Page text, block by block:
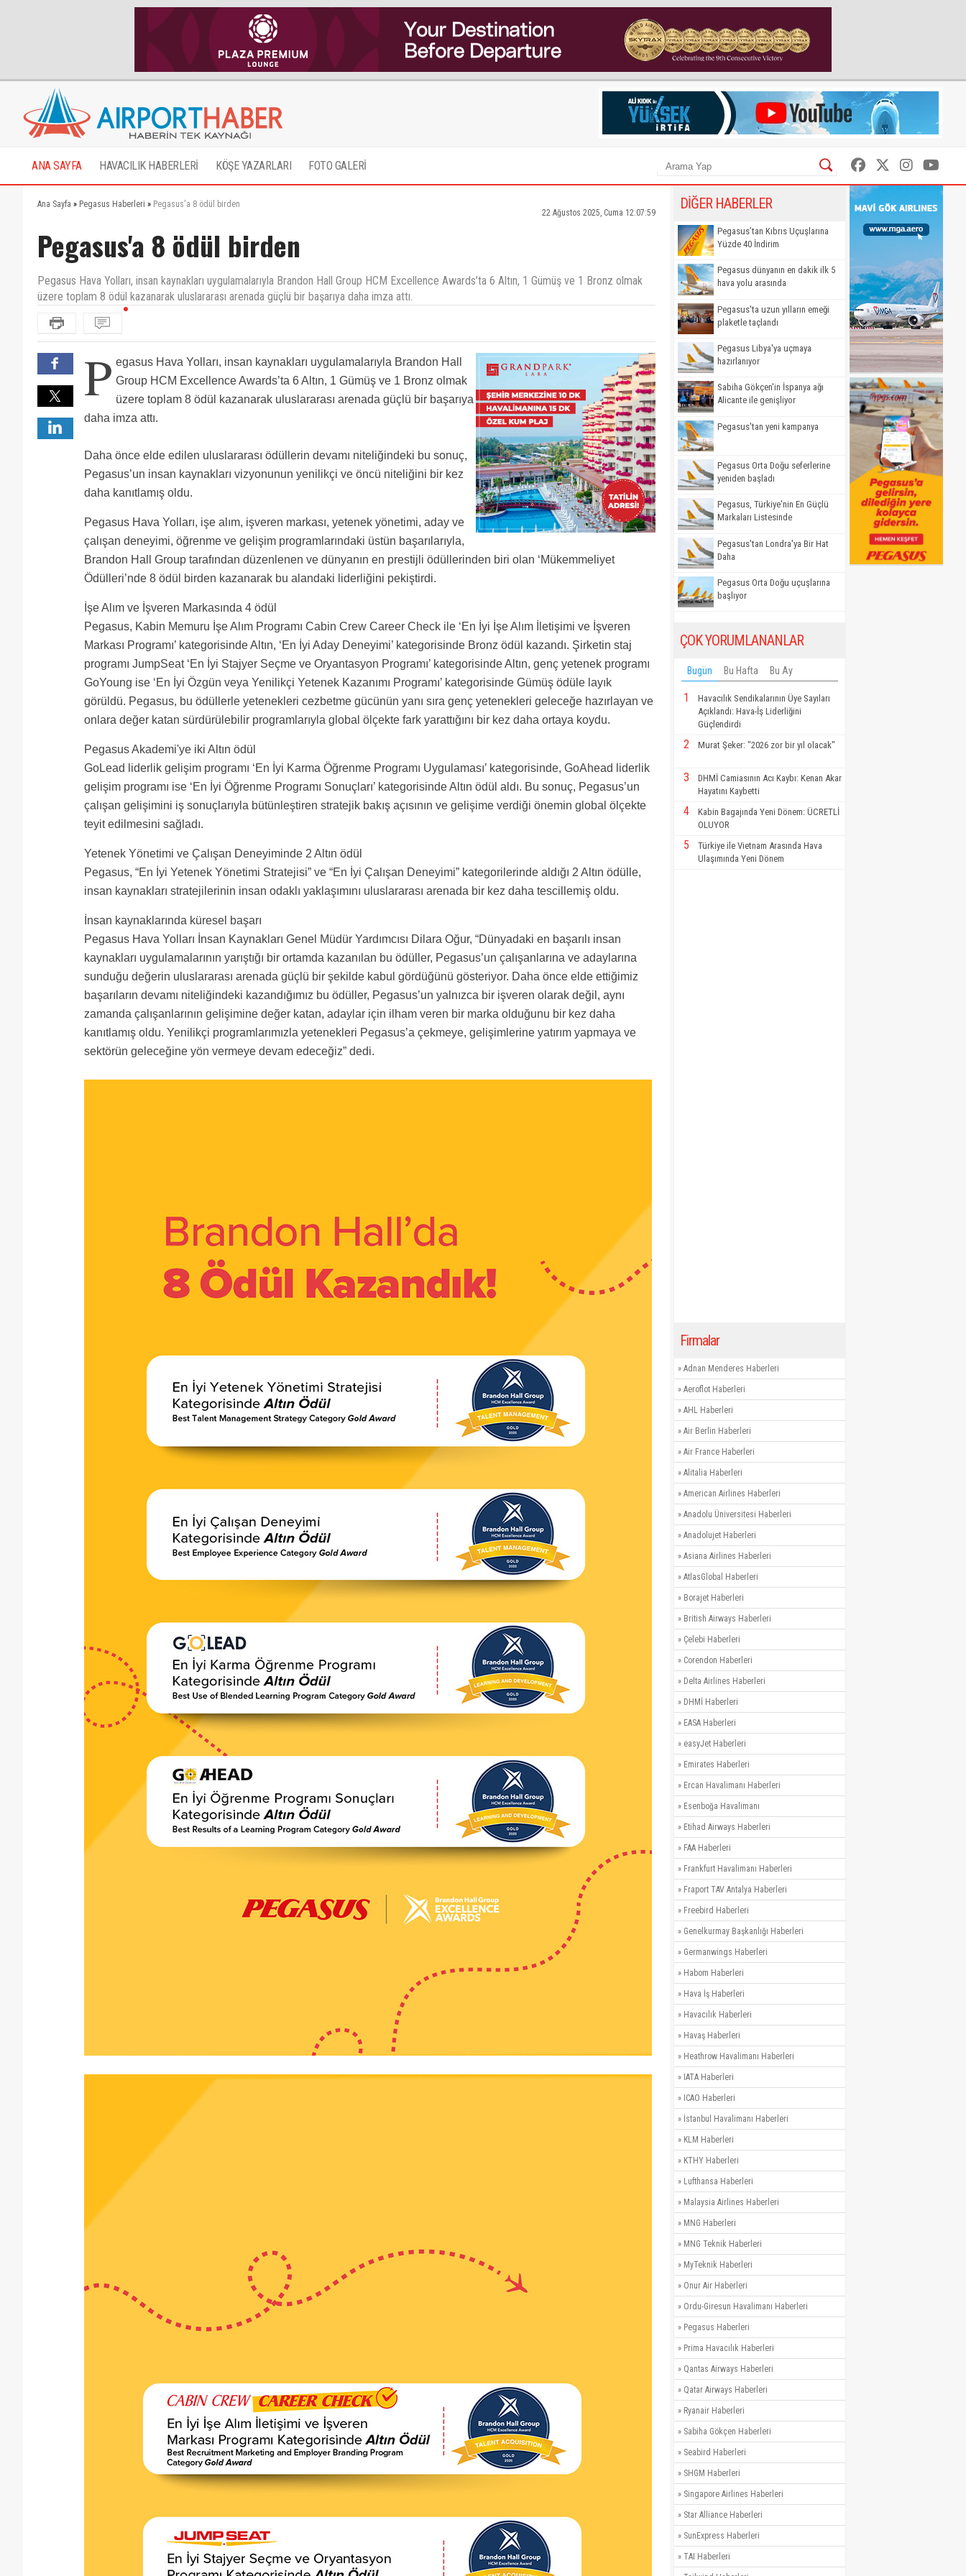
ANA SAYFA HAVACILIK HABERLERİ KÖŞE YAZARLARI FOTO GALERİ
Ana Sayfa » Pegasus Haberleri » Pegasus'a 8 ödül birden
22 Ağustos 2025, Cuma 12:07:59
Pegasus'a 8 ödül birden
Pegasus Hava Yolları, insan kaynakları uygulamalarıyla Brandon Hall Group HCM Excellence Awards’ta 6 Altın, 1 Gümüş ve 1 Bronz olmak
üzere toplam 8 ödül kazanarak uluslararası arenada güçlü bir başarıya daha imza attı.
P egasus Hava Yolları, insan kaynakları uygulamalarıyla Brandon Hall
Group HCM Excellence Awards’ta 6 Altın, 1 Gümüş ve 1 Bronz olmak
üzere toplam 8 ödül kazanarak uluslararası arenada güçlü bir başarıya
daha imza attı.
Daha önce elde edilen uluslararası ödüllerin devamı niteliğindeki bu sonuç,
Pegasus’un insan kaynakları vizyonunun yenilikçi ve öncü niteliğini bir kez
daha kanıtlamış oldu.
Pegasus Hava Yolları, işe alım, işveren markası, yetenek yönetimi, aday ve
çalışan deneyimi, öğrenme ve gelişim programlarındaki üstün başarılarıyla,
Brandon Hall Group tarafından düzenlenen ve dünyanın en prestijli ödüllerinden biri olan ‘Mükemmeliyet
Ödülleri’nde 8 ödül birden kazanarak bu alandaki liderliğini pekiştirdi.
İşe Alım ve İşveren Markasında 4 ödül
Pegasus, Kabin Memuru İşe Alım Programı Cabin Crew Career Check ile ‘En İyi İşe Alım İletişimi ve İşveren
Markası Programı’ kategorisinde Altın, ‘En İyi Aday Deneyimi’ kategorisinde Bronz ödül kazandı. Şirketin staj
programı JumpSeat ‘En İyi Stajyer Seçme ve Oryantasyon Programı’ kategorisinde Altın, genç yetenek programı
GoYoung ise ‘En İyi Özgün veya Yenilikçi Yetenek Kazanımı Programı’ kategorisinde Gümüş ödüle layık
görüldü. Pegasus, bu ödüllerle yetenekleri cezbetme gücünün yanı sıra genç yetenekleri geleceğe hazırlayan ve
onlara değer katan sürdürülebilir programlarıyla global ölçekte fark yarattığını bir kez daha ortaya koydu.
Pegasus Akademi'ye iki Altın ödül
GoLead liderlik gelişim programı ‘En İyi Karma Öğrenme Programı Uygulaması’ kategorisinde, GoAhead liderlik
gelişim programı ise ‘En İyi Öğrenme Programı Sonuçları’ kategorisinde Altın ödül aldı. Bu sonuç, Pegasus’un
çalışan gelişimini iş sonuçlarıyla bütünleştiren stratejik bakış açısının ve gelişime verdiği önemin global ölçekte
teyit edilmesini sağladı.
Yetenek Yönetimi ve Çalışan Deneyiminde 2 Altın ödül
Pegasus, “En İyi Yetenek Yönetimi Stratejisi” ve “En İyi Çalışan Deneyimi” kategorilerinde aldığı 2 Altın ödülle,
insan kaynakları stratejilerinin insan odaklı yaklaşımını uluslararası arenada bir kez daha tescillemiş oldu.
İnsan kaynaklarında küresel başarı
Pegasus Hava Yolları İnsan Kaynakları Genel Müdür Yardımcısı Dilara Oğur, “Dünyadaki en başarılı insan
kaynakları uygulamalarının yarıştığı bir ortamda kazanılan bu ödüller, Pegasus’un çalışanlarına ve adaylarına
sunduğu değerin uluslararası arenada güçlü bir şekilde kabul gördüğünü gösteriyor. Daha önce elde ettiğimiz
başarıların devamı niteliğindeki kazandığımız bu ödüller, Pegasus’un yalnızca bir işveren olarak değil, aynı
zamanda çalışanlarının gelişimine değer katan, adaylar için ilham veren bir marka olduğunu bir kez daha
kanıtlamış oldu. Yenilikçi programlarımızla yetenekleri Pegasus’a çekmeye, gelişimlerine yatırım yapmaya ve
sektörün geleceğine yön vermeye devam edeceğiz” dedi.
DİĞER HABERLER
Pegasus’tan Kıbrıs Uçuşlarına
Yüzde 40 İndirim
Pegasus dünyanın en dakik ilk 5
hava yolu arasında
Pegasus'ta uzun yılların emeği
plaketle taçlandı
Pegasus Libya'ya uçmaya
hazırlanıyor
Sabiha Gökçen'in İspanya ağı
Alicante ile genişliyor
Pegasus'tan yeni kampanya
Pegasus Orta Doğu seferlerine
yeniden başladı
Pegasus, Türkiye'nin En Güçlü
Markaları Listesinde
Pegasus'tan Londra'ya Bir Hat
Daha
Pegasus Orta Doğu uçuşlarına
başlıyor
ÇOK YORUMLANANLAR
Bugün Bu Hafta Bu Ay
1
Havacılık Sendikalarının Üye Sayıları
Açıklandı: Hava-İş Liderliğini
Güçlendirdi
2 Murat Şeker: "2026 zor bir yıl olacak"
3
DHMİ Camiasının Acı Kaybı: Kenan Akar
Hayatını Kaybetti
4
Kabin Bagajında Yeni Dönem: ÜCRETLİ
OLUYOR
5
Türkiye ile Vietnam Arasında Hava
Ulaşımında Yeni Dönem
Firmalar
» Adnan Menderes Haberleri
» Aeroflot Haberleri
» AHL Haberleri
» Air Berlin Haberleri
» Air France Haberleri
» Alitalia Haberleri
» American Airlines Haberleri
» Anadolu Üniversitesi Haberleri
» Anadolujet Haberleri
» Asiana Airlines Haberleri
» AtlasGlobal Haberleri
» Borajet Haberleri
» British Airways Haberleri
» Çelebi Haberleri
» Corendon Haberleri
» Delta Airlines Haberleri
» DHMİ Haberleri
» EASA Haberleri
» easyJet Haberleri
» Emirates Haberleri
» Ercan Havalimanı Haberleri
» Esenboğa Havalimanı
» Etihad Airways Haberleri
» FAA Haberleri
» Frankfurt Havalimanı Haberleri
» Fraport TAV Antalya Haberleri
» Freebird Haberleri
» Genelkurmay Başkanlığı Haberleri
» Germanwings Haberleri
» Habom Haberleri
» Hava İş Haberleri
» Havacılık Haberleri
» Havaş Haberleri
» Heathrow Havalimanı Haberleri
» IATA Haberleri
» ICAO Haberleri
» İstanbul Havalimanı Haberleri
» KLM Haberleri
» KTHY Haberleri
» Lufthansa Haberleri
» Malaysia Airlines Haberleri
» MNG Haberleri
» MNG Teknik Haberleri
» MyTeknik Haberleri
» Onur Air Haberleri
» Ordu-Giresun Havalimanı Haberleri
» Pegasus Haberleri
» Prima Havacılık Haberleri
» Qantas Airways Haberleri
» Qatar Airways Haberleri
» Ryanair Haberleri
» Sabiha Gökçen Haberleri
» Seabird Haberleri
» SHGM Haberleri
» Singapore Airlines Haberleri
» Star Alliance Haberleri
» SunExpress Haberleri
» TAI Haberleri